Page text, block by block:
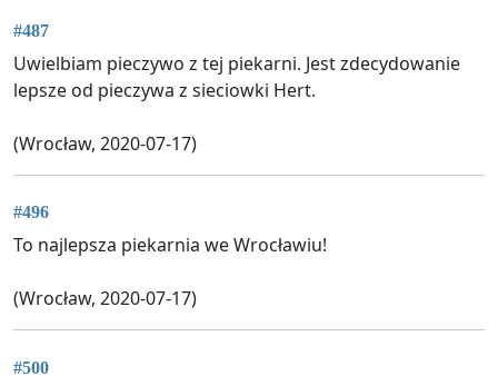
#487
Uwielbiam pieczywo z tej piekarni. Jest zdecydowanie
lepsze od pieczywa z sieciowki Hert.
(Wrocław, 2020-07-17)
#496
To najlepsza piekarnia we Wrocławiu!
(Wrocław, 2020-07-17)
#500